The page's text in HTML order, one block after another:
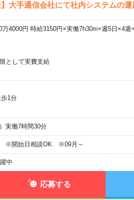
大手通信会社にて社内システムの運
4000円 時給3150円×実働7h30m×週5日×4
として実費支給
1分
実働7時間30分
※開始日相談OK ※09月～
中
応募する